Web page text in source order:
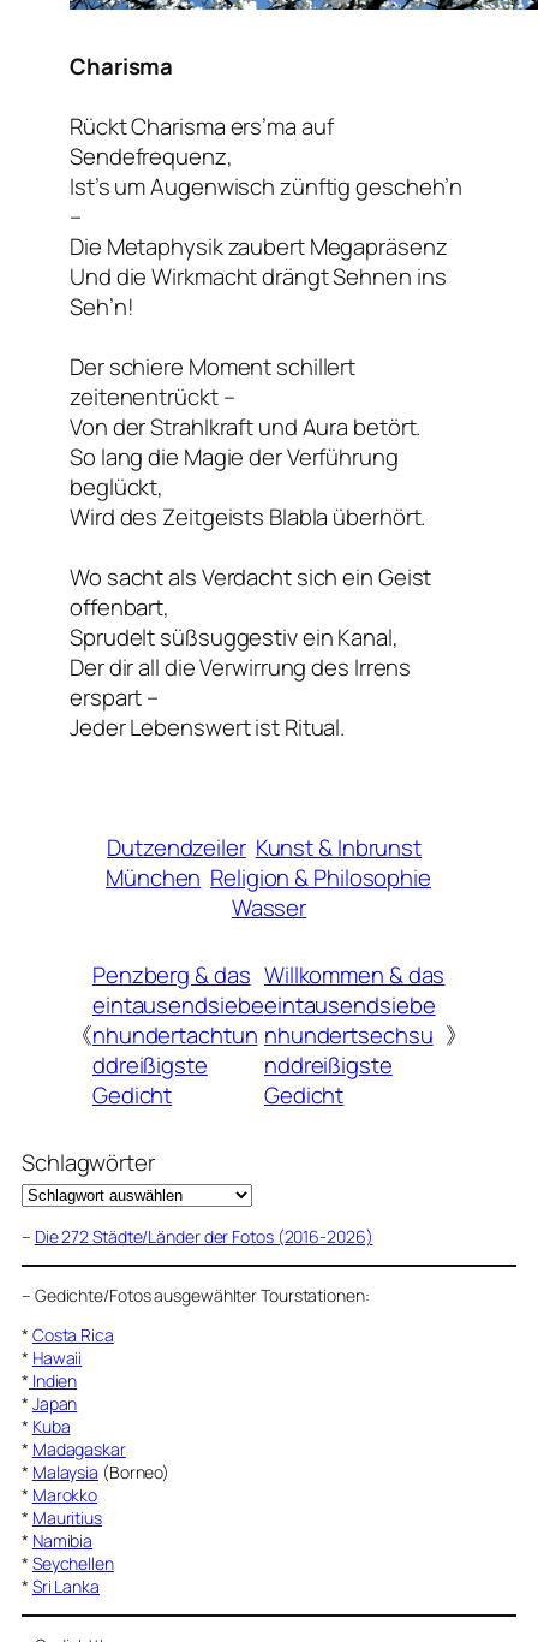
Charisma
Rückt Charisma ers’ma auf
Sendefrequenz,
Ist’s um Augenwisch zünftig gescheh’n
–
Die Metaphysik zaubert Megapräsenz
Und die Wirkmacht drängt Sehnen ins
Seh’n!
Der schiere Moment schillert
zeitenentrückt –
Von der Strahlkraft und Aura betört.
So lang die Magie der Verführung
beglückt,
Wird des Zeitgeists Blabla überhört.
Wo sacht als Verdacht sich ein Geist
offenbart,
Sprudelt süßsuggestiv ein Kanal,
Der dir all die Verwirrung des Irrens
erspart –
Jeder Lebenswert ist Ritual.
Dutzendzeiler Kunst & Inbrunst
München Religion & Philosophie
Wasser
《
Penzberg & das
eintausendsiebe
nhundertachtun
ddreißigste
Gedicht
Willkommen & das
eintausendsiebe
nhundertsechsu
nddreißigste
Gedicht
》
Schlagwörter
– Die 272 Städte/Länder der Fotos (2016-2026)
– Gedichte/Fotos ausgewählter Tourstationen:
* Costa Rica
* Hawaii
* Indien
* Japan
* Kuba
* Madagaskar
* Malaysia (Borneo)
* Marokko
* Mauritius
* Namibia
* Seychellen
* Sri Lanka